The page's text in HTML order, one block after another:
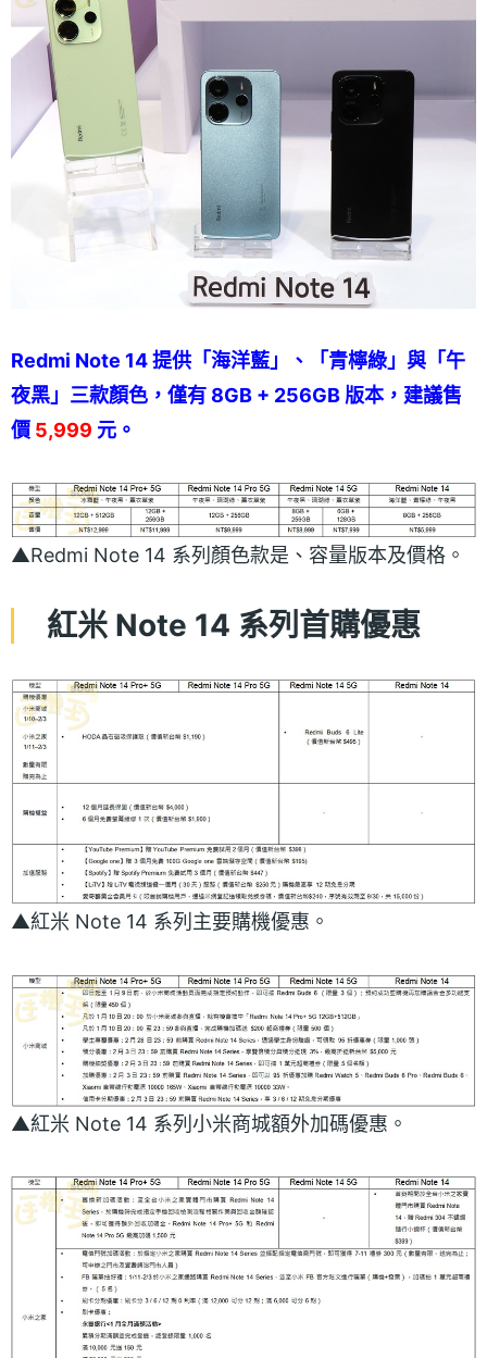
Redmi Note 14 提供「海洋藍」、「青檸綠」與「午
夜黑」三款顏色，僅有 8GB + 256GB 版本，建議售
價 5,999 元。
▲Redmi Note 14 系列顏色款是、容量版本及價格。
紅米 Note 14 系列首購優惠
▲紅米 Note 14 系列主要購機優惠。
▲紅米 Note 14 系列小米商城額外加碼優惠。